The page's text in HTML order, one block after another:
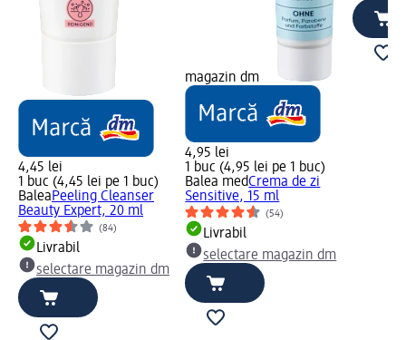
4,45 lei
1 buc (4,45 lei pe 1 buc)
BaleaPeeling Cleanser
Beauty Expert, 20 ml
(84)
Livrabil
selectare magazin dm
magazin dm
4,95 lei
1 buc (4,95 lei pe 1 buc)
Balea medCrema de zi
Sensitive, 15 ml
(54)
Livrabil
selectare magazin dm